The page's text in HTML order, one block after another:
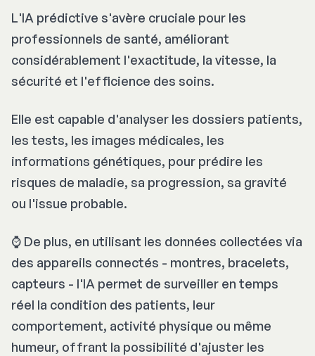
L'IA prédictive s'avère cruciale pour les
professionnels de santé, améliorant
considérablement l'exactitude, la vitesse, la
sécurité et l'efficience des soins.
Elle est capable d'analyser les dossiers patients,
les tests, les images médicales, les
informations génétiques, pour prédire les
risques de maladie, sa progression, sa gravité
ou l'issue probable.
⌚️ De plus, en utilisant les données collectées via
des appareils connectés - montres, bracelets,
capteurs - l'IA permet de surveiller en temps
réel la condition des patients, leur
comportement, activité physique ou même
humeur, offrant la possibilité d'ajuster les